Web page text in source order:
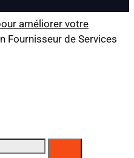
améliorer votre
Fournisseur de Services